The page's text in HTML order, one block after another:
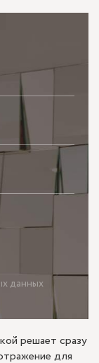
данных
решает сразу
для